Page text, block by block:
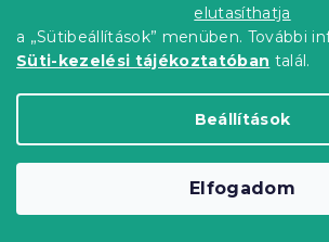
elutasíthatja
a „Sütibeállítások” menüben. További
Süti-kezelési tájékoztatóban talál.
Beállítások
Elfogadom
Fali dekoráció BIRDS
Raktáron(3 db)